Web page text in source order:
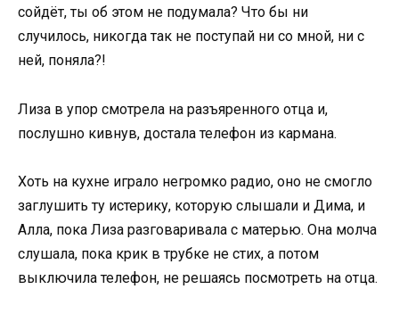
сойдёт, ты об этом не подумала? Что бы ни
случилось, никогда так не поступай ни со мной, ни с
ней, поняла?!
Лиза в упор смотрела на разъяренного отца и,
послушно кивнув, достала телефон из кармана.
Хоть на кухне играло негромко радио, оно не смогло
заглушить ту истерику, которую слышали и Дима, и
Алла, пока Лиза разговаривала с матерью. Она молча
слушала, пока крик в трубке не стих, а потом
выключила телефон, не решаясь посмотреть на отца.